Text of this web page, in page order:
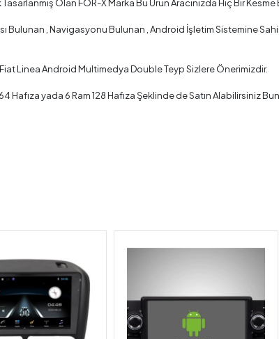
Olan FOR-X Marka Bu Ürün Aracınızda Hiç Bir
Bulunan , Navigasyonu Bulunan , Android İşletim Sistemine
Linea Android Multimedya Double Teyp Sizlere Önerimizdir.
Hafıza yada 6 Ram 128 Hafıza Şeklinde de Satın Alabilirsiniz